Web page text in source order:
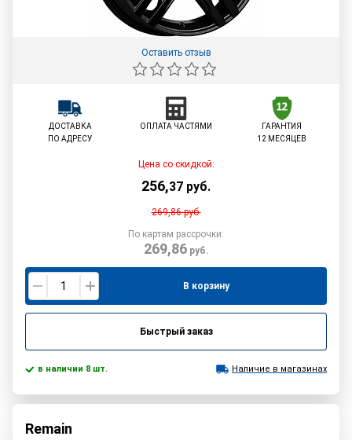
Оставить отзыв
ДОСТАВКА
ПО АДРЕСУ
ОПЛАТА ЧАСТЯМИ
ГАРАНТИЯ
12 МЕСЯЦЕВ
Цена со скидкой:
256,37 руб.
269,86руб.
По картам рассрочки:
269,86руб.
В корзину
Быстрый заказ
в наличии 8 шт. Наличие в магазинах
Remain